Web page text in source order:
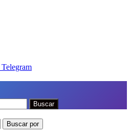
Telegram
Buscar por